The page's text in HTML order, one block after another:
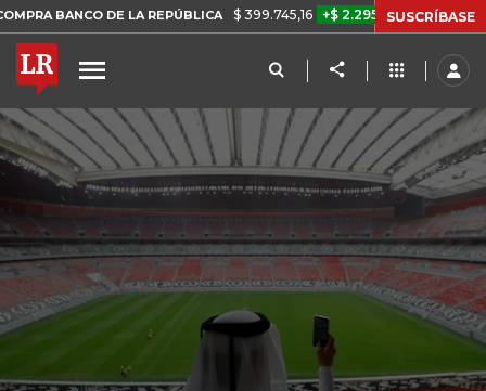
DE LA REPÚBLICA $ 399.745,16 +$ 2.295,71 +0,58% TASA DE
SUSCRÍBASE